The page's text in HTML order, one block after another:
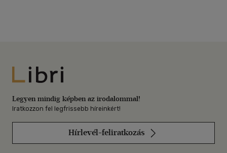
Libri
Legyen mindig képben az irodalommal!
Iratkozzon fel legfrissebb híreinkért!
Hírlevél-feliratkozás